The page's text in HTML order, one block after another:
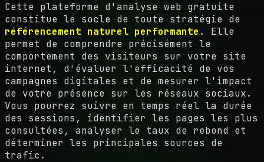
Cette plateforme d'analyse web gratuite
constitue le socle de toute stratégie de
référencement naturel performante . Elle
permet de comprendre précisément le
comportement des visiteurs sur votre site
internet, d'évaluer l'efficacité de vos
campagnes digitales et de mesurer l'impact
de votre présence sur les réseaux sociaux.
Vous pourrez suivre en temps réel la durée
des sessions, identifier les pages les plus
consultées, analyser le taux de rebond et
déterminer les principales sources de
trafic.